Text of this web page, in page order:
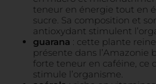
teneur en énergie tout en
sucre. Sa composition et
antioxydant stimulent
guarana : cette plante
présente dans l’Amazonie
forte teneur en caféine, ce
stimule l’organisme.